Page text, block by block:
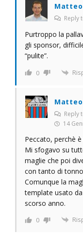
Reply
Purtroppo la
gli sponsor,
“pulite”.
0
Reply
14
Peccato, perchè
Mi sfogavo su
maglie che poi
con tanto di
Comunque la
template usato
scorso anno.
0